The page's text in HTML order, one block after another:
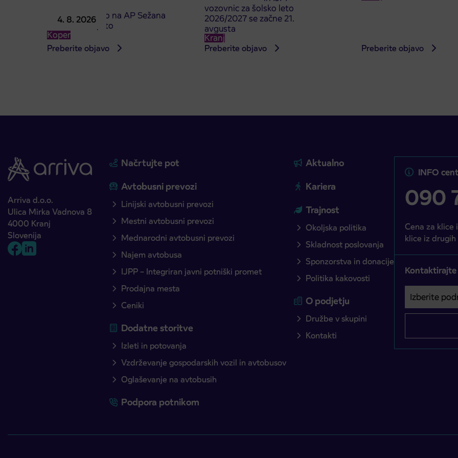
4. 8. 2026
Prodajno mesto na AP Sežana
4. 8. 2026 zaprto
Koper
Preberite objavo
vozovnic za šolsko leto
2026/2027 se začne 21.
avgusta
Kranj
Preberite objavo Preberite objavo
Arriva d.o.o.
Ulica Mirka Vadnova 8
4000 Kranj
Slovenija
Načrtujte pot
Avtobusni prevozi
Linijski avtobusni prevozi
Mestni avtobusni prevozi
Mednarodni avtobusni prevozi
Najem avtobusa
IJPP – Integriran javni potniški promet
Prodajna mesta
Ceniki
Dodatne storitve
Izleti in potovanja
Vzdrževanje gospodarskih vozil in avtobusov
Oglaševanje na avtobusih
Podpora potnikom
Aktualno
Kariera
Trajnost
Okoljska politika
Skladnost poslovanja
Sponzorstva in donacije
Politika kakovosti
O podjetju
Družbe v skupini
Kontakti
INFO
090
Cena za klice
klice iz
Kontaktirajte
Izberite
Področje je